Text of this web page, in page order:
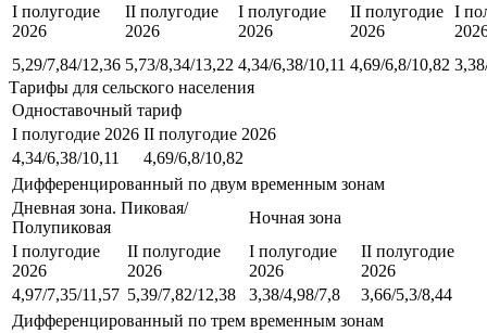
I полугодие
2026
II полугодие
2026
I полугодие
2026
II полугодие
2026
I
5,29/7,84/12,36 5,73/8,34/13,22 4,34/6,38/10,11 4,69/6,8/10,82
Тарифы для сельского населения
Одноставочный тариф
I полугодие 2026 II полугодие 2026
4,34/6,38/10,11
4,69/6,8/10,82
Дифференцированный по двум временным зонам
Дневная зона. Пиковая/
Полупиковая
Ночная зона
I полугодие
2026
II полугодие
2026
I полугодие
2026
II полугодие
2026
4,97/7,35/11,57 5,39/7,82/12,38 3,38/4,98/7,8
3,66/5,3/8,44
Дифференцированный по трем временным зонам